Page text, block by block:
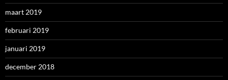
maart 2019
februari 2019
januari 2019
december 2018